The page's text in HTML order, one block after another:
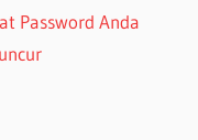
Password Anda